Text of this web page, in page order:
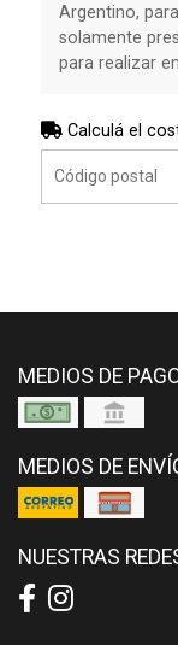
Argentino,
solamente
para realizar
Calculá el
MEDIOS DE
MEDIOS DE
NUESTRAS